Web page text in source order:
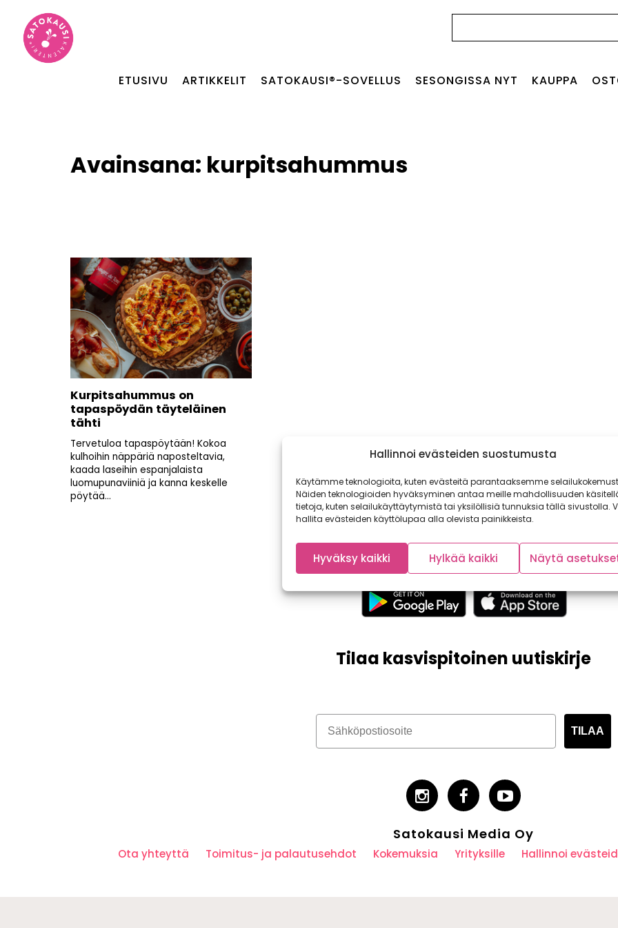
Hallinnoi evästeiden suostumusta
Käytämme teknologioita, kuten evästeitä parantaaksemme
Näiden teknologioiden hyväksyminen antaa meille mahdollisuuden
tietoja, kuten selailukäyttäytymistä tai yksilöllisiä tunnuksia tällä sivustolla.
hallita evästeiden käyttölupaa alla olevista painikkeista.
Hyväksy kaikki Hylkää kaikki Näytä
ETUSIVU ARTIKKELIT SATOKAUSI®-SOVELLUS SESONGISSA NYT KAUPPA
Avainsana: kurpitsahummus
Kurpitsahummus on
tapaspöydän täyteläinen
tähti
Tervetuloa tapaspöytään! Kokoa
kulhoihin näppäriä naposteltavia,
kaada laseihin espanjalaista
luomupunaviiniä ja kanna keskelle
pöytää...
Tilaa kasvispitoinen uutiskirje
TILAA
Satokausi Media Oy
Ota yhteyttä Toimitus- ja palautusehdot Kokemuksia Yrityksille Hallinnoi